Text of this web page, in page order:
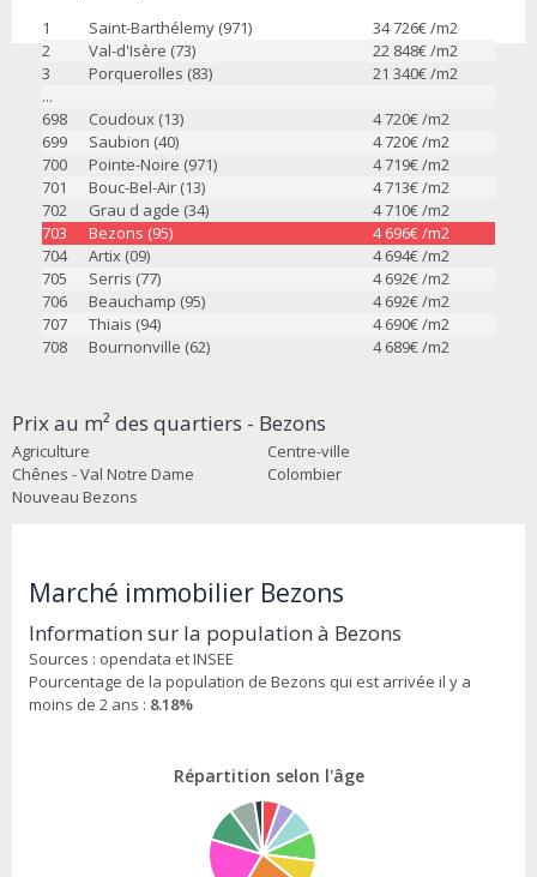
1 Saint-Barthélemy (971) 34 726€ /m2
2
Val-d'Isère (73) 22 848€ /m2
3
Porquerolles (83) 21 340€ /m2
...
698
Coudoux (13) 4 720€ /m2
699
Saubion (40) 4 720€ /m2
700
Pointe-Noire (971) 4 719€ /m2
701
Bouc-Bel-Air (13) 4 713€ /m2
702
Grau d agde (34) 4 710€ /m2
703
Bezons (95) 4 696€ /m2
704
Artix (09) 4 694€ /m2
705
Serris (77) 4 692€ /m2
706
Beauchamp (95) 4 692€ /m2
707
Thiais (94) 4 690€ /m2
708
Bournonville (62) 4 689€ /m2
Prix au m² des quartiers - Bezons
Agriculture
Centre-ville
Chênes - Val Notre Dame
Colombier
Nouveau Bezons
Marché immobilier Bezons
Information sur la population à Bezons
Sources : opendata et INSEE
Pourcentage de la population de Bezons qui est arrivée il y a
moins de 2 ans : 8.18%
Répartition selon l'âge